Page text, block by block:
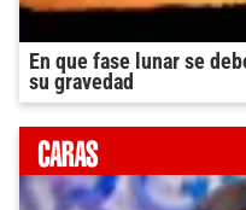
En que fase lunar se
su gravedad